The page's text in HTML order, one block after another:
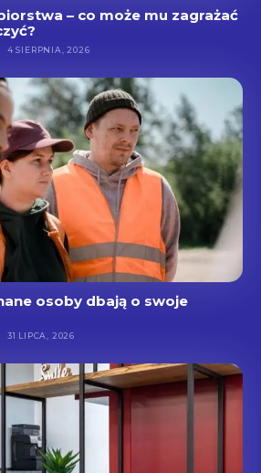
– co może mu zagrażać
4 SIERPNIA, 2026
osoby dbają o swoje
31 LIPCA, 2026